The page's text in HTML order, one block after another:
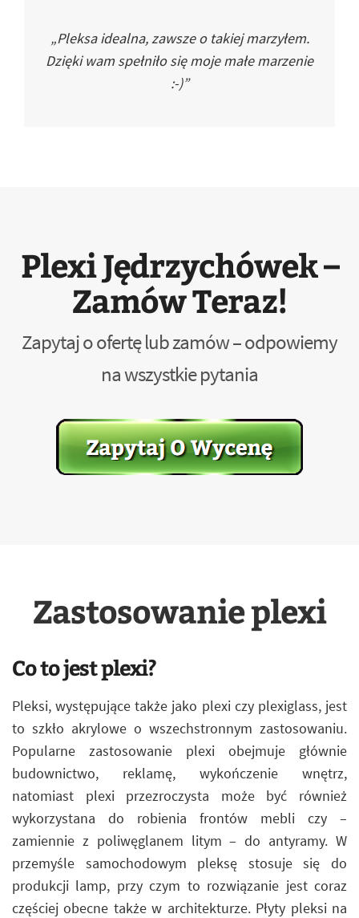
„Pleksa idealna, zawsze o takiej marzyłem.
Dzięki wam spełniło się moje małe marzenie
:-)”
Plexi Jędrzychówek –
Zamów Teraz!
Zapytaj o ofertę lub zamów – odpowiemy
na wszystkie pytania
Zastosowanie plexi
Co to jest plexi?
Pleksi, występujące także jako plexi czy plexiglass, jest
to szkło akrylowe o wszechstronnym zastosowaniu.
Popularne zastosowanie plexi obejmuje głównie
budownictwo, reklamę, wykończenie wnętrz,
natomiast plexi przezroczysta może być również
wykorzystana do robienia frontów mebli czy –
zamiennie z poliwęglanem litym – do antyramy. W
przemyśle samochodowym pleksę stosuje się do
produkcji lamp, przy czym to rozwiązanie jest coraz
częściej obecne także w architekturze. Płyty pleksi na